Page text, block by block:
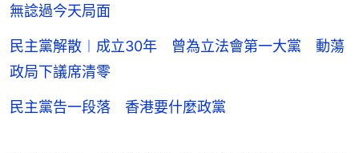
無諗過今天局面
民主黨解散︱成立30年 曾為立法會第一大黨 動蕩
政局下議席清零
民主黨告一段落 香港要什麼政黨